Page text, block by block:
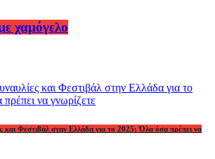
χαμόγελο
και Φεστιβάλ στην Ελλάδα για το 2025: Όλα όσα πρέπει να